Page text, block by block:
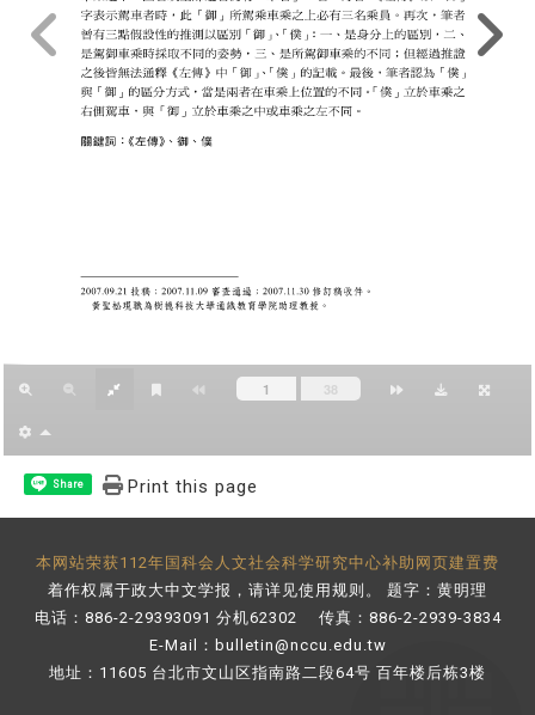
Share Print this page
本网站荣获112年国科会人文社会科学研究中心补助网页建置费
着作权属于政大中文学报，请详见使用规则 。 题字：黄明理
电话：886-2-29393091 分机62302 传真：886-2-2939-3834
E-Mail： bulletin@nccu.edu.tw
地址：11605 台北市文山区指南路二段64号 百年楼后栋3楼